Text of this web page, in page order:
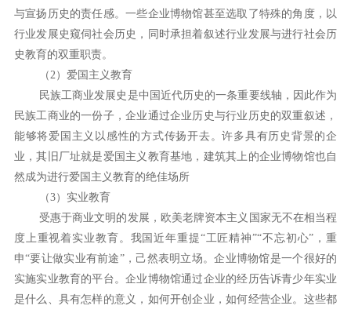
与宣扬历史的责任感。一些企业博物馆甚至选取了特殊的角度，以
行业发展史窥伺社会历史，同时承担着叙述行业发展与进行社会历
史教育的双重职责。
（2）爱国主义教育
民族工商业发展史是中国近代历史的一条重要线轴，因此作为
民族工商业的一份子，企业通过企业历史与行业历史的双重叙述，
能够将爱国主义以感性的方式传扬开去。许多具有历史背景的企
业，其旧厂址就是爱国主义教育基地，建筑其上的企业博物馆也自
然成为进行爱国主义教育的绝佳场所
（3）实业教育
受惠于商业文明的发展，欧美老牌资本主义国家无不在相当程
度上重视着实业教育。我国近年重提“工匠精神”“不忘初心”，重
申“要让做实业有前途”，己然表明立场。企业博物馆是一个很好的
实施实业教育的平台。企业博物馆通过企业的经历告诉青少年实业
是什么、具有怎样的意义，如何开创企业，如何经营企业。这些都